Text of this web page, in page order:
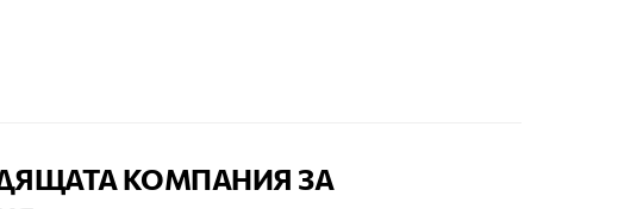
КОМПАНИЯ ЗА